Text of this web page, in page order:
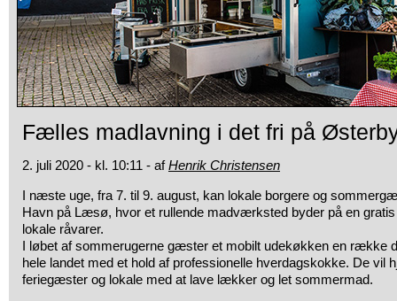
Fælles madlavning i det fri på
2. juli 2020 - kl. 10:11 - afHenrik Christensen
I næste uge, fra 7. til 9. august, kan lokale borgere og
Havn på Læsø, hvor et rullende madværksted byder på en
lokale råvarer.
I løbet af sommerugerne gæster et mobilt udekøkken en række
hele landet med et hold af professionelle hverdagskokke. De vil
feriegæster og lokale med at lave lækker og let sommermad.